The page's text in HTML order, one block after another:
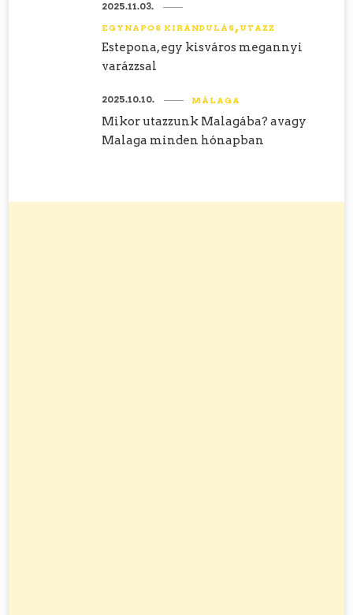
EGYNAPOS KIRÁNDULÁS UTAZZ
Estepona, egy kisváros megannyi
varázzsal
2025.11.03.
MÁLAGA
Mikor utazzunk Malagába? avagy
Malaga minden hónapban
2025.10.10.